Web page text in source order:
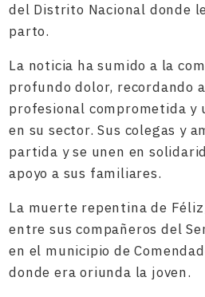
del Distrito Nacional donde
parto.
La noticia ha sumido a la
profundo dolor, recordando
profesional comprometida y
en su sector. Sus colegas y
partida y se unen en
apoyo a sus familiares.
La muerte repentina de
entre sus compañeros del
en el municipio de
donde era oriunda la joven.